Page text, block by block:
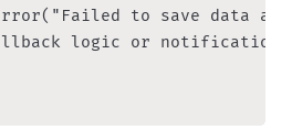
to save data
logic or notification